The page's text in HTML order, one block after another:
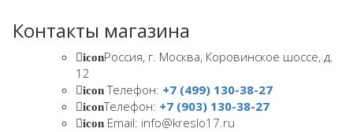
Контакты магазина
iconРоссия, г. Москва, Коровинское шоссе, д.
12
iconТелефон: +7 (499) 130-38-27
iconТелефон: +7 (903) 130-38-27
icon Email: info@kreslo17.ru